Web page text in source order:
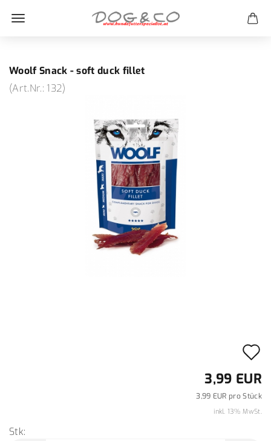
Woolf Snack - soft duck fillet
(Art.Nr.: 132)
3,99 EUR
3,99 EUR pro Stück
inkl. 13% MwSt.
Stk: